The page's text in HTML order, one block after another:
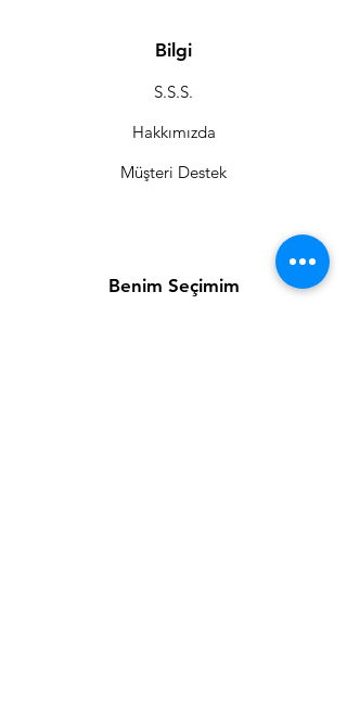
Bilgi
S.S.S.
Hakkımızda
Müşteri Destek
Benim Seçimim